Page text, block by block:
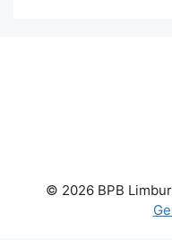
© 2026 BPB